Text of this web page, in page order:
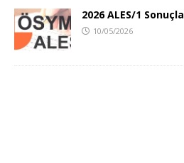
2026 ALES/1
10/05/2026